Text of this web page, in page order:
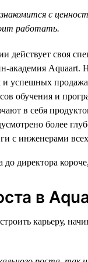
с
работать.
своя
академия
успешных
обучения и
в себя
более
с инженерами
в
карьеру,